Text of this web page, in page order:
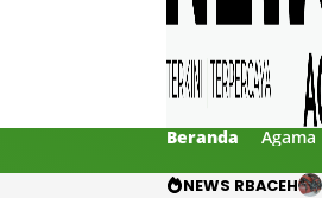
Beranda Agama
NEWS RBACEH